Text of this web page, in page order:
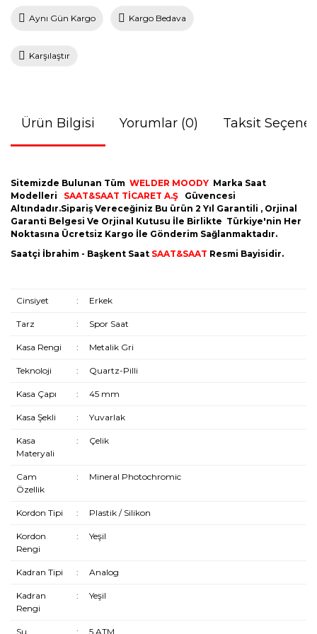
Aynı Gün Kargo Kargo Bedava
Karşılaştır
Ürün Bilgisi Yorumlar (0) Taksit
Sitemizde Bulunan Tüm WELDER MOODY Marka Saat
Modelleri SAAT&SAAT TİCARET A.Ş Güvencesi
Altındadır.Sipariş Vereceğiniz Bu ürün 2 Yıl Garantili , Orjinal
Garanti Belgesi Ve Orjinal Kutusu İle Birlikte Türkiye'nin Her
Noktasına Ücretsiz Kargo İle Gönderim Sağlanmaktadır.
Saatçi İbrahim - Başkent Saat SAAT&SAAT Resmi Bayisidir.
Cinsiyet : Erkek
Tarz : Spor Saat
Kasa Rengi : Metalik Gri
Teknoloji : Quartz-Pilli
Kasa Çapı : 45 mm
Kasa Şekli : Yuvarlak
Kasa
Materyali
: Çelik
Cam
Özellik
: Mineral Photochromic
Kordon Tipi : Plastik / Silikon
Kordon
Rengi
: Yeşil
Kadran Tipi : Analog
Kadran
Rengi
: Yeşil
Su
: 5 ATM